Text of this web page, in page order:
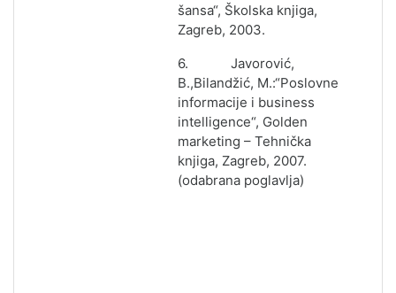
šansa“, Školska knjiga,
Zagreb, 2003.
6. Javorović,
B.,Bilandžić, M.:“Poslovne
informacije i business
intelligence“, Golden
marketing – Tehnička
knjiga, Zagreb, 2007.
(odabrana poglavlja)